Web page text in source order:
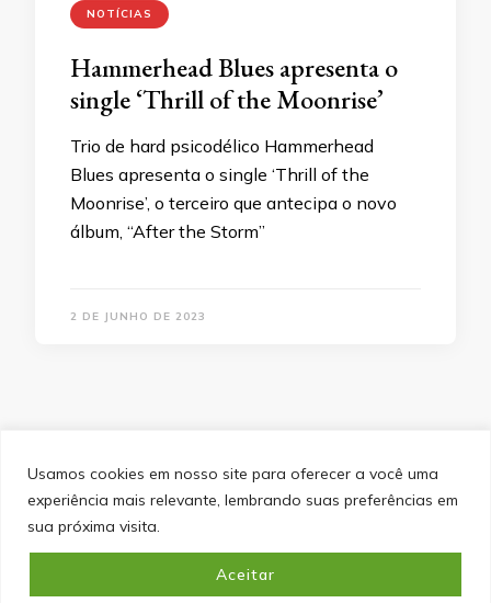
Usamos cookies em nosso site para oferecer a você uma
experiência mais relevante, lembrando suas preferências em
sua próxima visita.
Aceitar
NOTÍCIAS
Hammerhead Blues apresenta o
single ‘Thrill of the Moonrise’
Trio de hard psicodélico Hammerhead
Blues apresenta o single ‘Thrill of the
Moonrise’, o terceiro que antecipa o novo
álbum, “After the Storm”
2 DE JUNHO DE 2023
&cópia; Direitos Autorais 2026Portal do Inferno
direitos reservados.Blossom PinIt | Desenvolvido por
SITEMAP POLÍTICA DE PRIVACIDADE
EQUIPE